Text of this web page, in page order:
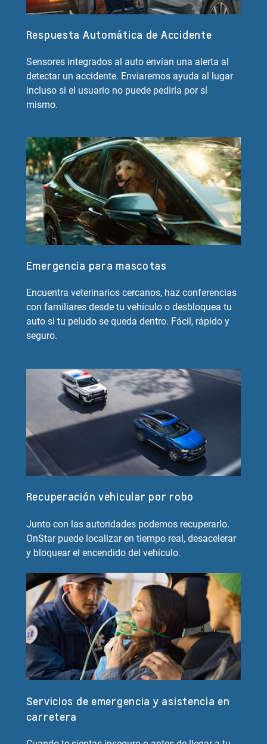
Respuesta Automática de Accidente
Sensores integrados al auto envían una alerta al
detectar un accidente. Enviaremos ayuda al lugar
incluso si el usuario no puede pedirla por sí
mismo.
Emergencia para mascotas
Encuentra veterinarios cercanos, haz conferencias
con familiares desde tu vehículo o desbloquea tu
auto si tu peludo se queda dentro. Fácil, rápido y
seguro.
Recuperación vehicular por robo
Junto con las autoridades podemos recuperarlo.
OnStar puede localizar en tiempo real, desacelerar
y bloquear el encendido del vehículo.
Servicios de emergencia y asistencia en
carretera